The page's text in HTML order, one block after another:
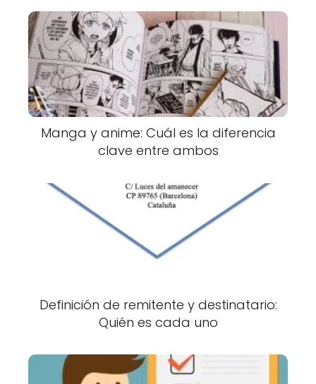
Manga y anime: Cuál es la diferencia
clave entre ambos
Definición de remitente y destinatario:
Quién es cada uno